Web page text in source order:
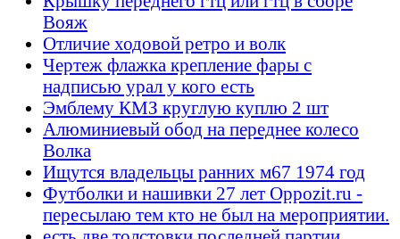
Вояж
Отличие ходовой ретро и волк
Чертеж флажка крепление фары с
надписью урал у кого есть
Эмблему КМЗ круглую куплю 2 шт
Алюминиевый обод на переднее колесо
Волка
Ищутся владельцы ранних м67 1974 год
Футболки и нашивки 27 лет Oppozit.ru -
пересылаю тем кто не был на мероприятии.